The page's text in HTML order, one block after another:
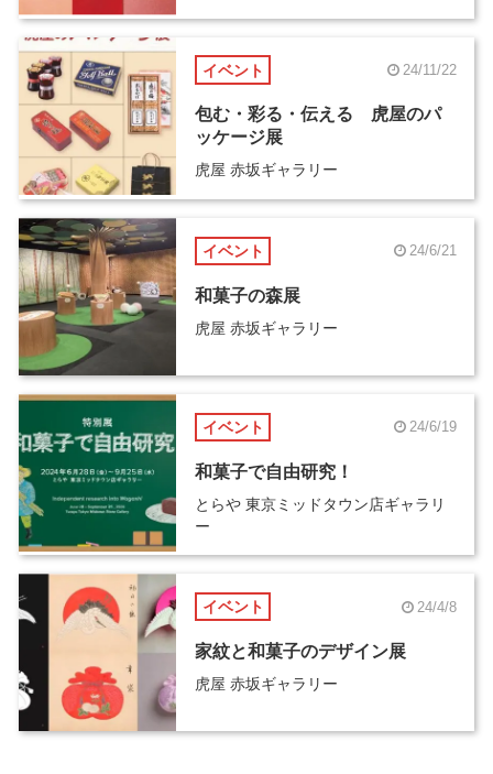
イベント 24/11/22
包む・彩る・伝える 虎屋のパ
ッケージ展
虎屋 赤坂ギャラリー
イベント 24/6/21
和菓子の森展
虎屋 赤坂ギャラリー
イベント 24/6/19
和菓子で自由研究！
とらや 東京ミッドタウン店ギャラリ
ー
イベント 24/4/8
家紋と和菓子のデザイン展
虎屋 赤坂ギャラリー